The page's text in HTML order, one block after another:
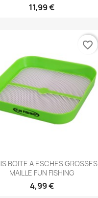
11,99 €
Aperçu rapide
BOITE A ESCHES GROSSES
MAILLE FUN FISHING
4,99 €
favorite_border